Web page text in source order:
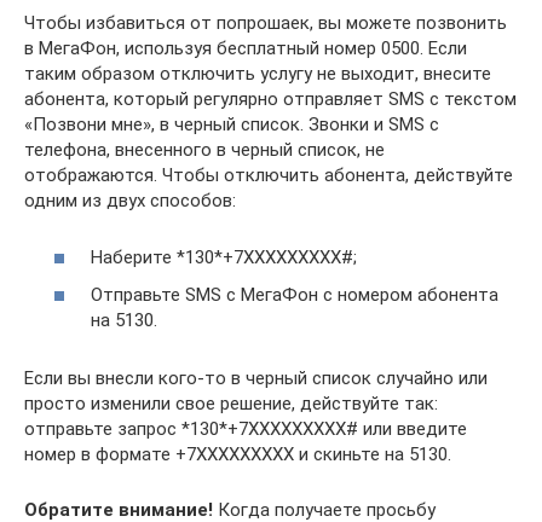
Чтобы избавиться от попрошаек, вы можете позвонить
в МегаФон, используя бесплатный номер 0500. Если
таким образом отключить услугу не выходит, внесите
абонента, который регулярно отправляет SMS с текстом
«Позвони мне», в черный список. Звонки и SMS с
телефона, внесенного в черный список, не
отображаются. Чтобы отключить абонента, действуйте
одним из двух способов:
Наберите *130*+7XXXXXXXXX#;
Отправьте SMS с МегаФон с номером абонента
на 5130.
Если вы внесли кого-то в черный список случайно или
просто изменили свое решение, действуйте так:
отправьте запрос *130*+7XXXXXXXXX# или введите
номер в формате +7XXXXXXXXX и скиньте на 5130.
Обратите внимание! Когда получаете просьбу